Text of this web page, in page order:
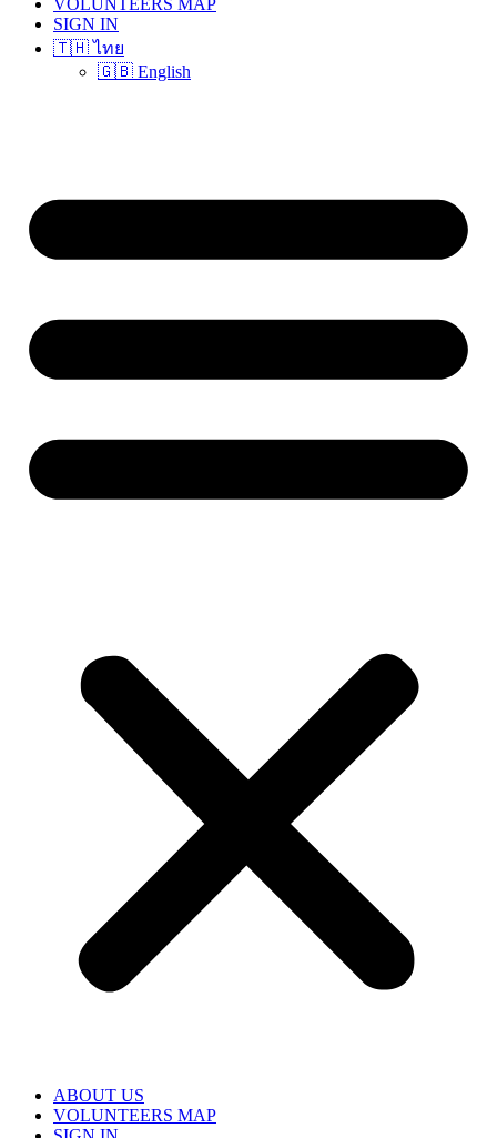
VOLUNTEERS MAP
SIGN IN
🇹🇭 ไทย
🇬🇧 English
ABOUT US
VOLUNTEERS MAP